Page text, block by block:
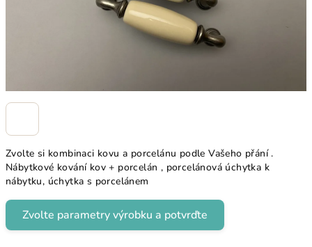
Zvolte si kombinaci kovu a porcelánu podle Vašeho přání .
Nábytkové kování kov + porcelán , porcelánová úchytka k
nábytku, úchytka s porcelánem
Zvolte parametry výrobku a potvrďte